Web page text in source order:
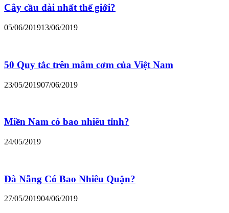
Cây cầu dài nhất thế giới?
05/06/201913/06/2019
50 Quy tắc trên mâm cơm của Việt Nam
23/05/201907/06/2019
Miền Nam có bao nhiêu tỉnh?
24/05/2019
Đà Nẵng Có Bao Nhiêu Quận?
27/05/201904/06/2019